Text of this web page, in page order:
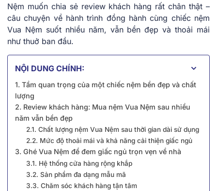
Nệm muốn chia sẻ review khách hàng rất chân thật –
câu chuyện về hành trình đồng hành cùng chiếc nệm
Vua Nệm suốt nhiều năm, vẫn bền đẹp và thoải mái
như thuở ban đầu.
NỘI DUNG CHÍNH:
1. Tầm quan trọng của một chiếc nệm bền đẹp và chất
lượng
2. Review khách hàng: Mua nệm Vua Nệm sau nhiều
năm vẫn bền đẹp
2.1. Chất lượng nệm Vua Nệm sau thời gian dài sử dụng
2.2. Mức độ thoải mái và khả năng cải thiện giấc ngủ
3. Ghé Vua Nệm để đem giấc ngủ trọn vẹn về nhà
3.1. Hệ thống cửa hàng rộng khắp
3.2. Sản phẩm đa dạng mẫu mã
3.3. Chăm sóc khách hàng tận tâm